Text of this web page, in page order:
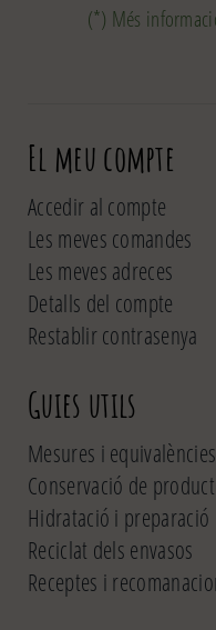
(*) Més
El meu compte
Accedir al compte
Les meves comandes
Les meves adreces
Detalls del compte
Restablir contrasenya
Guies utils
Mesures i equivalències
Conservació de
Hidratació i preparació
Reciclat dels envasos
Receptes i